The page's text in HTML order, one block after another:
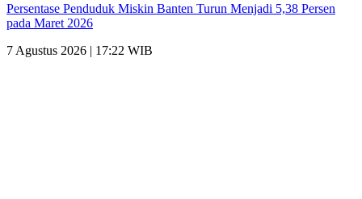
Persentase Penduduk Miskin Banten Turun Menjadi 5,38 Persen
pada Maret 2026
7 Agustus 2026 | 17:22 WIB